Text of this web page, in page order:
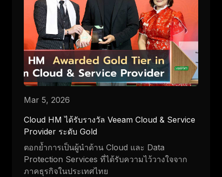
Mar 5, 2026
Cloud HM ได้รับรางวัล Veeam Cloud & Service
Provider ระดับ Gold
ตอกย้ำการเป็นผู้นำด้าน Cloud และ Data
Protection Services ที่ได้รับความไว้วางใจจาก
ภาคธุรกิจในประเทศไทย